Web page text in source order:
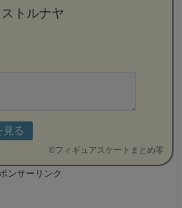
トルナヤ
©フィギュアスケートまとめ零
ンサーリンク